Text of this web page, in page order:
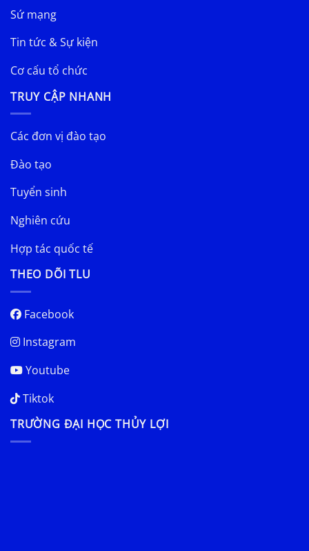
Sứ mạng
Tin tức & Sự kiện
Cơ cấu tổ chức
TRUY CẬP NHANH
Các đơn vị đào tạo
Đào tạo
Tuyển sinh
Nghiên cứu
Hợp tác quốc tế
THEO DÕI TLU
Facebook
Instagram
Youtube
Tiktok
TRƯỜNG ĐẠI HỌC THỦY LỢI